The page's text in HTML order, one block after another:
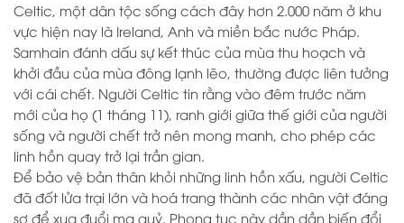
Celtic, một dân tộc sống cách đây hơn 2.000 năm ở khu
vực hiện nay là Ireland, Anh và miền bắc nước Pháp.
Samhain đánh dấu sự kết thúc của mùa thu hoạch và
khởi đầu của mùa đông lạnh lẽo, thường được liên tưởng
với cái chết. Người Celtic tin rằng vào đêm trước năm
mới của họ (1 tháng 11), ranh giới giữa thế giới của người
sống và người chết trở nên mong manh, cho phép các
linh hồn quay trở lại trần gian.
Để bảo vệ bản thân khỏi những linh hồn xấu, người Celtic
đã đốt lửa trại lớn và hoá trang thành các nhân vật đáng
sợ để xua đuổi ma quỷ. Phong tục này dần dần biến đổi